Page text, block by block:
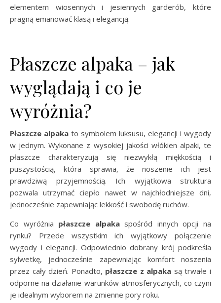
elementem wiosennych i jesiennych garderób, które
pragną emanować klasą i elegancją.
Płaszcze alpaka – jak
wyglądają i co je
wyróżnia?
Płaszcze alpaka to symbolem luksusu, elegancji i wygody
w jednym. Wykonane z wysokiej jakości włókien alpaki, te
płaszcze charakteryzują się niezwykłą miękkością i
puszystością, która sprawia, że noszenie ich jest
prawdziwą przyjemnością. Ich wyjątkowa struktura
pozwala utrzymać ciepło nawet w najchłodniejsze dni,
jednocześnie zapewniając lekkość i swobodę ruchów.
Co wyróżnia płaszcze alpakaspośród innych opcji na
rynku? Przede wszystkim ich wyjątkowy połączenie
wygody i elegancji. Odpowiednio dobrany krój podkreśla
sylwetkę, jednocześnie zapewniając komfort noszenia
przez cały dzień. Ponadto, płaszcze z alpaka są trwałe i
odporne na działanie warunków atmosferycznych, co czyni
je idealnym wyborem na zmienne pory roku.